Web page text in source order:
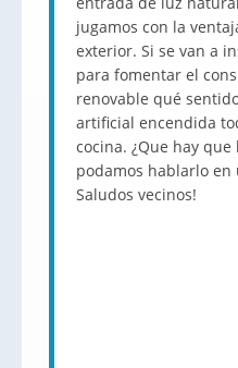
jugamos con la
exterior. Si se van a
para fomentar el
renovable qué
artificial encendida
cocina. ¿Que hay
podamos hablarlo en
Saludos vecinos!